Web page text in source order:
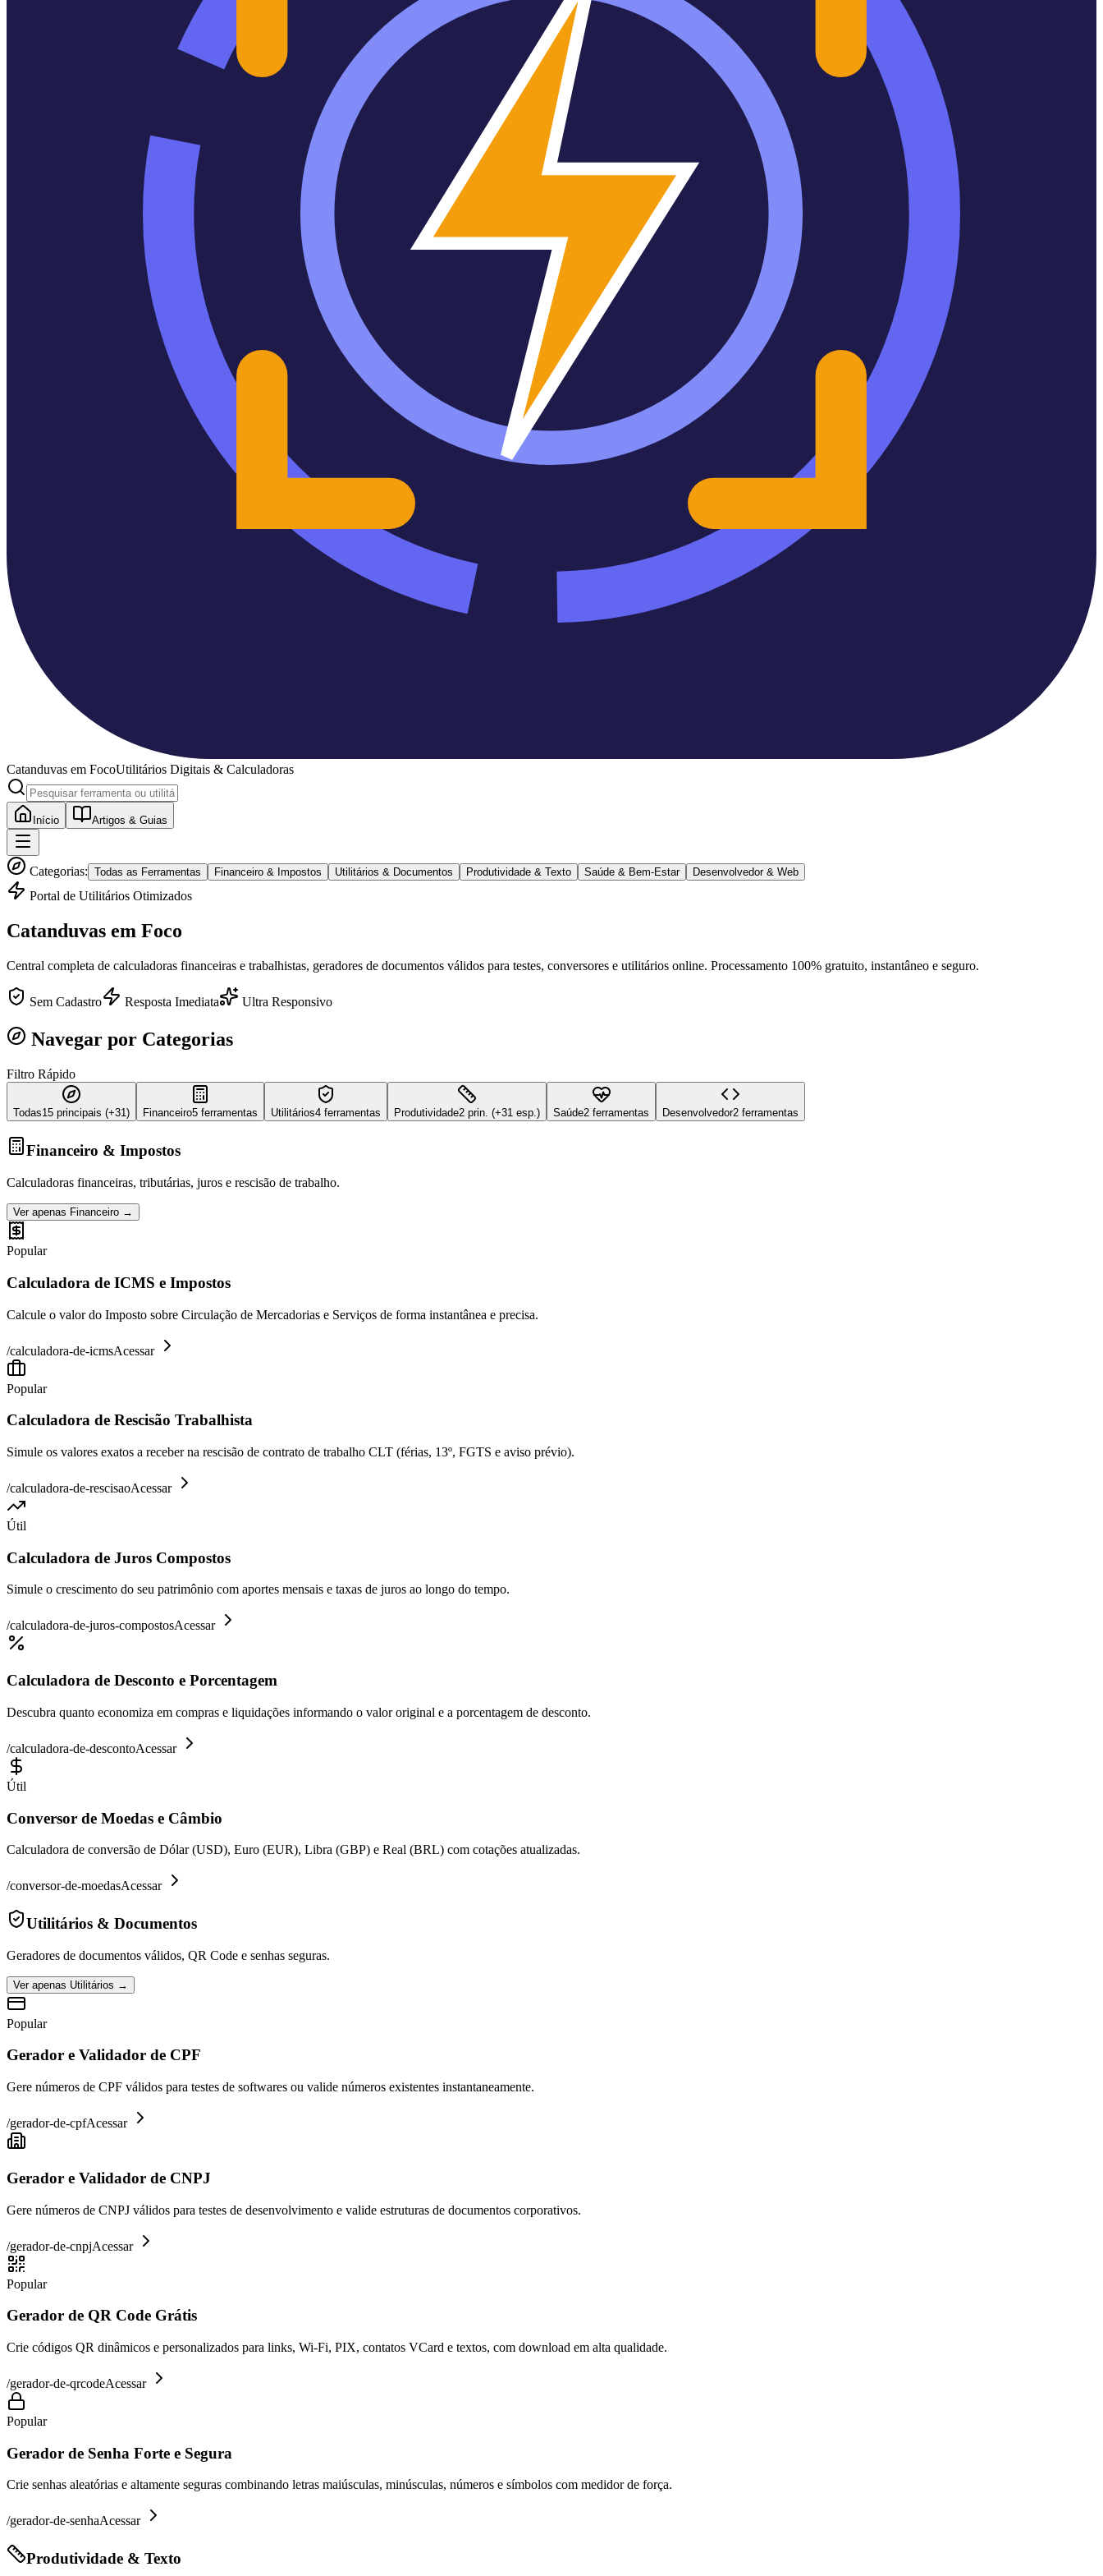
Catanduvas em FocoUtilitários Digitais & Calculadoras
Início Artigos & Guias
Categorias: Todas as Ferramentas Financeiro & Impostos Utilitários & Documentos Produtividade & Texto Saúde & Bem-Estar Desenvolvedor & Web
Portal de Utilitários Otimizados
Catanduvas em Foco
Central completa de calculadoras financeiras e trabalhistas, geradores de documentos válidos para testes, conversores e utilitários online. Processamento 100% gratuito, instantâneo e seguro.
Sem Cadastro Resposta Imediata Ultra Responsivo
Navegar por Categorias
Filtro Rápido
Todas15 principais (+31) Financeiro5 ferramentas Utilitários4 ferramentas Produtividade2 prin. (+31 esp.) Saúde2 ferramentas Desenvolvedor2 ferramentas
Financeiro & Impostos
Calculadoras financeiras, tributárias, juros e rescisão de trabalho.
Ver apenas Financeiro →
Popular
Calculadora de ICMS e Impostos
Calcule o valor do Imposto sobre Circulação de Mercadorias e Serviços de forma instantânea e precisa.
/calculadora-de-icmsAcessar
Popular
Calculadora de Rescisão Trabalhista
Simule os valores exatos a receber na rescisão de contrato de trabalho CLT (férias, 13º, FGTS e aviso prévio).
/calculadora-de-rescisaoAcessar
Útil
Calculadora de Juros Compostos
Simule o crescimento do seu patrimônio com aportes mensais e taxas de juros ao longo do tempo.
/calculadora-de-juros-compostosAcessar
Calculadora de Desconto e Porcentagem
Descubra quanto economiza em compras e liquidações informando o valor original e a porcentagem de desconto.
/calculadora-de-descontoAcessar
Útil
Conversor de Moedas e Câmbio
Calculadora de conversão de Dólar (USD), Euro (EUR), Libra (GBP) e Real (BRL) com cotações atualizadas.
/conversor-de-moedasAcessar
Utilitários & Documentos
Geradores de documentos válidos, QR Code e senhas seguras.
Ver apenas Utilitários →
Popular
Gerador e Validador de CPF
Gere números de CPF válidos para testes de softwares ou valide números existentes instantaneamente.
/gerador-de-cpfAcessar
Gerador e Validador de CNPJ
Gere números de CNPJ válidos para testes de desenvolvimento e valide estruturas de documentos corporativos.
/gerador-de-cnpjAcessar
Popular
Gerador de QR Code Grátis
Crie códigos QR dinâmicos e personalizados para links, Wi-Fi, PIX, contatos VCard e textos, com download em alta qualidade.
/gerador-de-qrcodeAcessar
Popular
Gerador de Senha Forte e Segura
Crie senhas aleatórias e altamente seguras combinando letras maiúsculas, minúsculas, números e símbolos com medidor de força.
/gerador-de-senhaAcessar
Produtividade & Texto